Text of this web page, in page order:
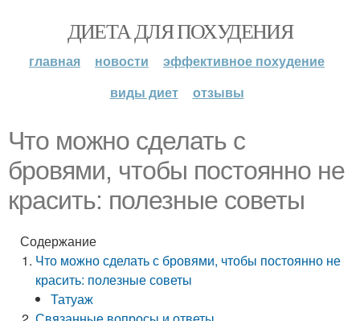
ДИЕТА ДЛЯ ПОХУДЕНИЯ
главная новости
эффективное похудение
виды диет
отзывы
Что можно сделать с
бровями, чтобы постоянно не
красить: полезные советы
Содержание
Что можно сделать с бровями, чтобы постоянно не
красить: полезные советы
Татуаж